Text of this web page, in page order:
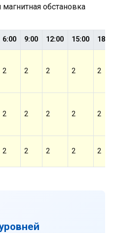
обстановка
6:00 9:00 12:00 15:00 18:00
2 2 2 2 2
2 2 2 2 2
2 2 2 2 2